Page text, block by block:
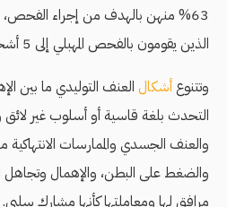
63% منهن بالهدف من إجراء
الذين يقومون بالفحص المهبلي إلى 5 أشخاص.
وتتنوعأشكال العنف التوليدي ما بين
التحدث بلغة قاسية أو أسلوب غير لائق
والعنف الجسدي والممارسات الانتهاكية
والضغط على البطن، والإهمال وتجاهل
مرافق لها ومعاملتها كأنها مشارك سلبي.